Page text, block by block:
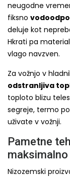
neugodne
fiksno
deluje kot
Hkrati pa
vlago navzven.
Za vožnjo v
odstranljiva
toploto blizu
segreje, termo
uživate v vožnji.
Pametne
Nizozemski